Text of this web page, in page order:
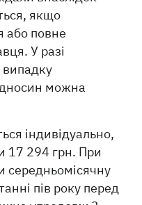
якщо
або повне
У разі
можна
індивідуально,
17 294 грн. При
середньомісячну
пів року перед